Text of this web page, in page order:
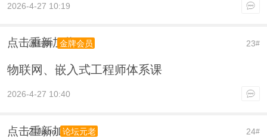
2026-4-27 10:19
点击重新加载 23#
冰封眸 金牌会员
物联网、嵌入式工程师体系课
2026-4-27 10:40
点击重新加载 24#
Z-Jison 论坛元老